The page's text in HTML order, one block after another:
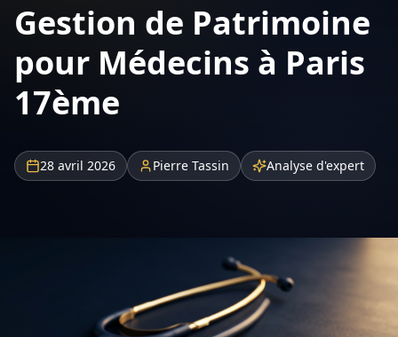
Gestion de Patrimoine
pour Médecins à Paris
17ème
28 avril 2026 Pierre Tassin Analyse d'expert